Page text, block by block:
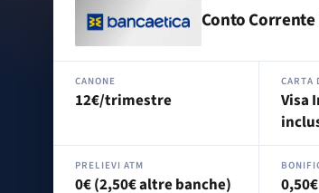
Conto Corrente
CANONE
12€/trimestre
CARTA
Visa
PRELIEVI ATM
0€ (2,50€ altre banche) 0,50€